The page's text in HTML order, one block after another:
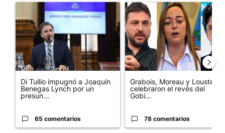
Un artículo de tendencia con el título "Di Tullio impugnó a
Di Tullio impugnó a Joaquín
Benegas Lynch por un
presun...
65 comentarios
Un artículo de tendencia con
Grabois, Moreau y Lousteau
celebraron el revés del
Gobi...
78 comentarios